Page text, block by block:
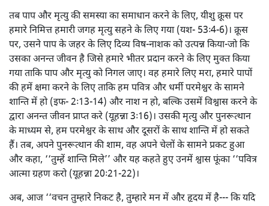
तब पाप और मृत्यु की समस्या का समाधान करने के लिए, यीशु क्रूस पर
हमारे निमित्त हमारी जगह मृत्यु सहने के लिए गया (यश- 53ः4-6)। क्रूस
पर, उसने पाप के जहर के लिए दिव्य विष-नाशक को उत्पन्न किया-जो कि
उसका अनन्त जीवन है जिसे हमारे भीतर प्रदान करने के लिए मुक्त किया
गया ताकि पाप और मृत्यु को निगल जाए। वह हमारे लिए मरा, हमारे पापों
की हमें क्षमा करने के लिए ताकि हम पवित्र और धर्मी परमेश्वर के सामने
शान्ति में हो (इफ- 2ः13-14) और नाश न हो, बल्कि उसमें विश्वास करने के
द्वारा अनन्त जीवन प्राप्त करे (यूहन्ना 3ः16)। उसकी मृत्यु और पुनरूत्थान
के माध्यम से, हम परमेश्वर के साथ और दूसरों के साथ शान्ति में हो सकते
हैं। तब, अपने पुनरूत्थान की शाम, वह अपने चेलों के सामने प्रकट हुआ
और कहा, ‘‘तुम्हें शान्ति मिले’’ और यह कहते हुए उनमें श्वास फूंका ‘‘पवित्र
आत्मा ग्रहण करो (यूहन्ना 20ः21-22)।
अब, आज ‘‘वचन तुम्हारे निकट है, तुम्हारे मन में और हृदय में है--- कि यदि